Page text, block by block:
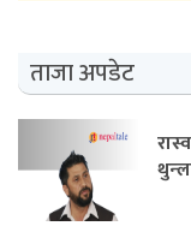
ताजा अपडेट